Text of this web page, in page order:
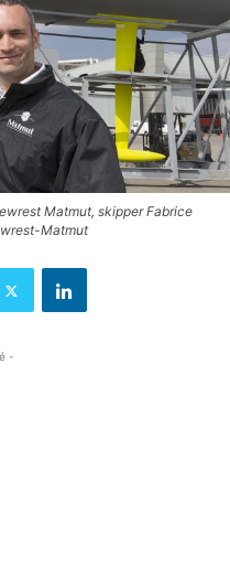
Matmut, skipper Fabrice
Matmut
-